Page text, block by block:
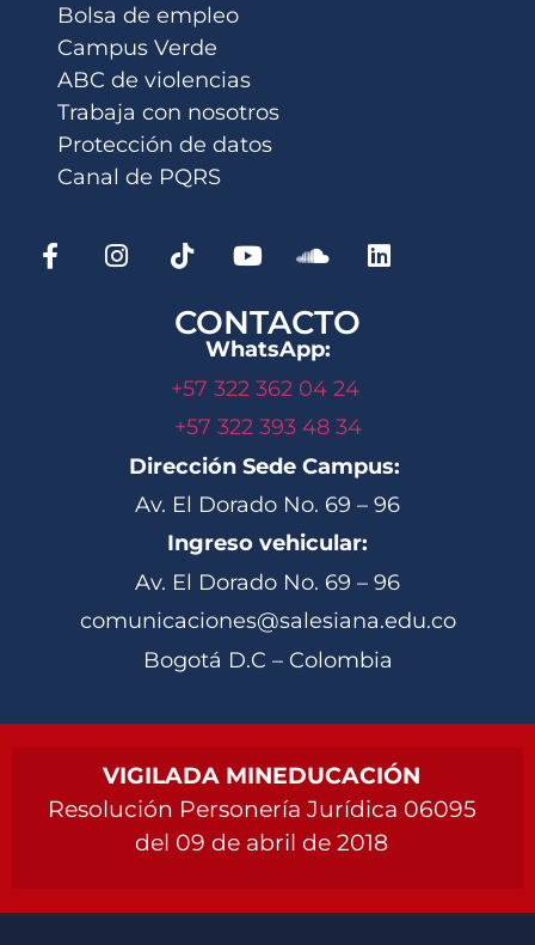
Bolsa de empleo
Campus Verde
ABC de violencias
Trabaja con nosotros
Protección de datos
Canal de PQRS
CONTACTO
WhatsApp:
+57 322 362 04 24
+57 322 393 48 34
Dirección Sede Campus:
Av. El Dorado No. 69 – 96
Ingreso vehicular:
Av. El Dorado No. 69 – 96
comunicaciones@salesiana.edu.co
Bogotá D.C – Colombia
VIGILADA MINEDUCACIÓN
Resolución Personería Jurídica 06095
del 09 de abril de 2018